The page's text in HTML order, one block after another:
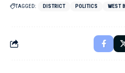
TAGGED: DISTRICT POLITICS WEST